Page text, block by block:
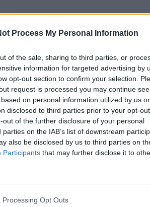
Process My Personal Information
of the sale, sharing to third parties, or
information for targeted advertising by
opt-out section to confirm your selection.
request is processed you may continue
on personal information utilized by us or
disclosed to third parties prior to your opt-
out of the further disclosure of your personal
on the IAB’s list of downstream
also be disclosed by us to third parties on
Participants that may further disclose it to
Processing Opt Outs
prowadzi śledztwo w sprawie śmierci 37-
zmarł w szpitalu wskutek niedotlenienia.